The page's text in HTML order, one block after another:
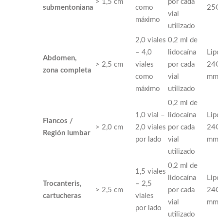
submentoniana
> 1,5 cm
como
máximo
por cada
vial
utilizado
Abdomen,
zona completa
> 2,5 cm
2,0 viales
– 4,0
viales
como
máximo
0,2 ml de
lidocaína
por cada
vial
utilizado
mm
Flancos /
Región lumbar
> 2,0 cm
1,0 vial –
2,0 viales
por lado
0,2 ml de
lidocaína
por cada
vial
utilizado
mm
Trocanteris,
cartucheras
> 2,5 cm
1,5 viales
– 2,5
viales
por lado
0,2 ml de
lidocaína
por cada
vial
utilizado
mm